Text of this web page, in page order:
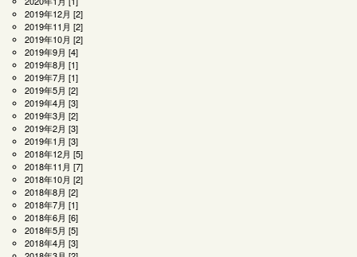
2019年12月 [2]
2019年11月 [2]
2019年10月 [2]
2019年9月 [4]
2019年8月 [1]
2019年7月 [1]
2019年5月 [2]
2019年4月 [3]
2019年3月 [2]
2019年2月 [3]
2019年1月 [3]
2018年12月 [5]
2018年11月 [7]
2018年10月 [2]
2018年8月 [2]
2018年7月 [1]
2018年6月 [6]
2018年5月 [5]
2018年4月 [3]